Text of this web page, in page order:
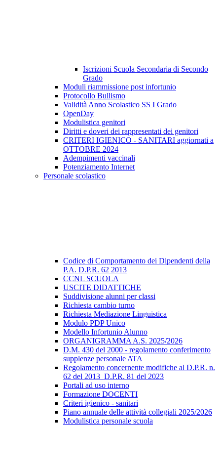
Iscrizioni Scuola Secondaria di Secondo
Grado
Moduli riammissione post infortunio
Protocollo Bullismo
Validità Anno Scolastico SS I Grado
OpenDay
Modulistica genitori
Diritti e doveri dei rappresentati dei genitori
CRITERI IGIENICO - SANITARI aggiornati a
OTTOBRE 2024
Adempimenti vaccinali
Potenziamento Internet
Personale scolastico
Codice di Comportamento dei Dipendenti della
P.A. D.P.R. 62 2013
CCNL SCUOLA
USCITE DIDATTICHE
Suddivisione alunni per classi
Richiesta cambio turno
Richiesta Mediazione Linguistica
Modulo PDP Unico
Modello Infortunio Alunno
ORGANIGRAMMA A.S. 2025/2026
D.M. 430 del 2000 - regolamento conferimento
supplenze personale ATA
Regolamento concernente modifiche al D.P.R. n.
62 del 2013_D.P.R. 81 del 2023
Portali ad uso interno
Formazione DOCENTI
Criteri igienico - sanitari
Piano annuale delle attività collegiali 2025/2026
Modulistica personale scuola